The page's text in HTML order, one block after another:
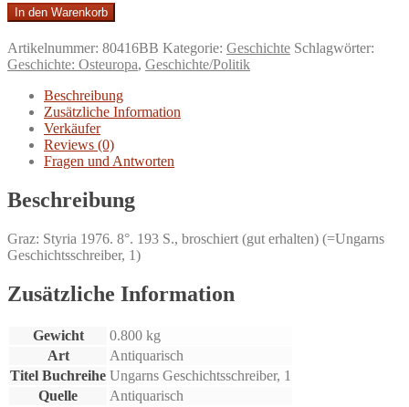
Die
heiligen
Könige.
Übersetzt,
eingeleitet
erklärt
Thomas
Bogyay,
Bak,
Gabriel
Menge
In den Warenkorb
Artikelnummer: 80416BB Kategorie: Geschichte Schlagwörter:
Geschichte: Osteuropa, Geschichte/Politik
Beschreibung
Zusätzliche Information
Verkäufer
Reviews (0)
Fragen und Antworten
Beschreibung
Graz: Styria 1976. 8°. 193 S., broschiert (gut erhalten) (=Ungarns
Geschichtsschreiber, 1)
Zusätzliche Information
Gewicht
0.800 kg
Art
Antiquarisch
Titel Buchreihe Ungarns Geschichtsschreiber, 1
Quelle
Antiquarisch